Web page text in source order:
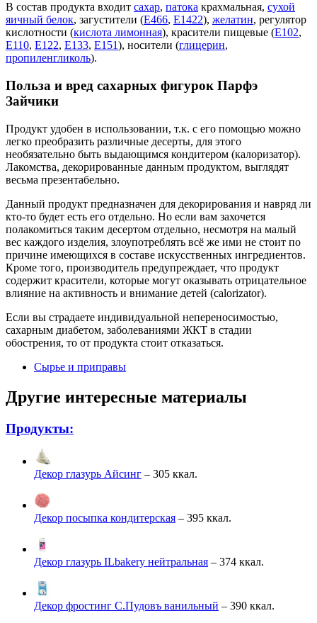
В состав продукта входит сахар, патока крахмальная, сухой
яичный белок, загустители (Е466, Е1422), желатин, регулятор
кислотности (кислота лимонная), красители пищевые (Е102,
Е110, Е122, Е133, Е151), носители (глицерин,
пропиленгликоль).
Польза и вред сахарных фигурок Парфэ
Зайчики
Продукт удобен в использовании, т.к. с его помощью можно
легко преобразить различные десерты, для этого
необязательно быть выдающимся кондитером (калоризатор).
Лакомства, декорированные данным продуктом, выглядят
весьма презентабельно.
Данный продукт предназначен для декорирования и навряд ли
кто-то будет есть его отдельно. Но если вам захочется
полакомиться таким десертом отдельно, несмотря на малый
вес каждого изделия, злоупотреблять всё же ими не стоит по
причине имеющихся в составе искусственных ингредиентов.
Кроме того, производитель предупреждает, что продукт
содержит красители, которые могут оказывать отрицательное
влияние на активность и внимание детей (calorizator).
Если вы страдаете индивидуальной непереносимостью,
сахарным диабетом, заболеваниями ЖКТ в стадии
обострения, то от продукта стоит отказаться.
Сырье и приправы
Другие интересные материалы
Продукты:
Декор глазурь Айсинг – 305 ккал.
Декор посыпка кондитерская – 395 ккал.
Декор глазурь ILbakery нейтральная – 374 ккал.
Декор фростинг С.Пудовъ ванильный – 390 ккал.